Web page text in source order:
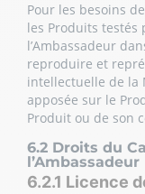
Pour les besoins
les Produits testés
l’Ambassadeur
reproduire et
intellectuelle de la
apposée sur le
Produit ou de son
6.2 Droits du
l’Ambassadeur
6.2.1 Licence